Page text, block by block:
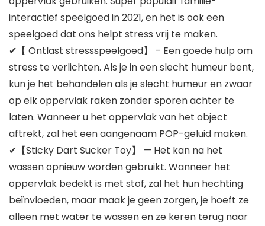
interactief speelgoed in 2021, en het is ook een
speelgoed dat ons helpt stress vrij te maken.
✔【 Ontlast stressspeelgoed】 – Een goede hulp om
stress te verlichten. Als je in een slecht humeur bent,
kun je het behandelen als je slecht humeur en zwaar
op elk oppervlak raken zonder sporen achter te
laten. Wanneer u het oppervlak van het object
aftrekt, zal het een aangenaam POP-geluid maken.
✔【Sticky Dart Sucker Toy】 — Het kan na het
wassen opnieuw worden gebruikt. Wanneer het
oppervlak bedekt is met stof, zal het hun hechting
beïnvloeden, maar maak je geen zorgen, je hoeft ze
alleen met water te wassen en ze keren terug naar